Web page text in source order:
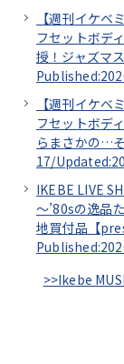
【週刊イケ
フセットボデ
授！ジャズマ
【週刊イケ
フセットボデ
らまさかの…
17/
IKEBE LIVE
～’80sの逸品
地買付品【
>>Ikebe